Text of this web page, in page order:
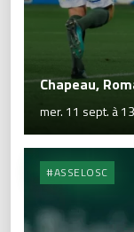
Chapeau,
mer. 11 sept. à
#ASSELOSC